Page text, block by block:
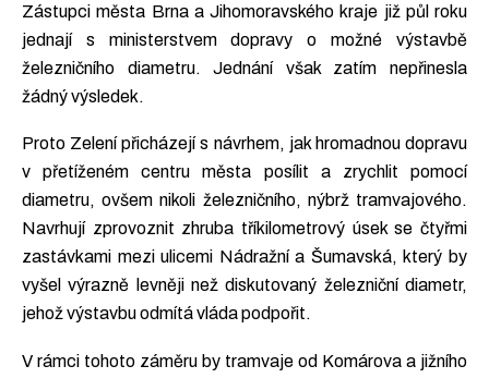
Zástupci města Brna a Jihomoravského kraje již půl roku
jednají s ministerstvem dopravy o možné výstavbě
železničního diametru. Jednání však zatím nepřinesla
žádný výsledek.
Proto Zelení přicházejí s návrhem, jak hromadnou dopravu
v přetíženém centru města posílit a zrychlit pomocí
diametru, ovšem nikoli železničního, nýbrž tramvajového.
Navrhují zprovoznit zhruba tříkilometrový úsek se čtyřmi
zastávkami mezi ulicemi Nádražní a Šumavská, který by
vyšel výrazně levněji než diskutovaný železniční diametr,
jehož výstavbu odmítá vláda podpořit.
V rámci tohoto záměru by tramvaje od Komárova a jižního